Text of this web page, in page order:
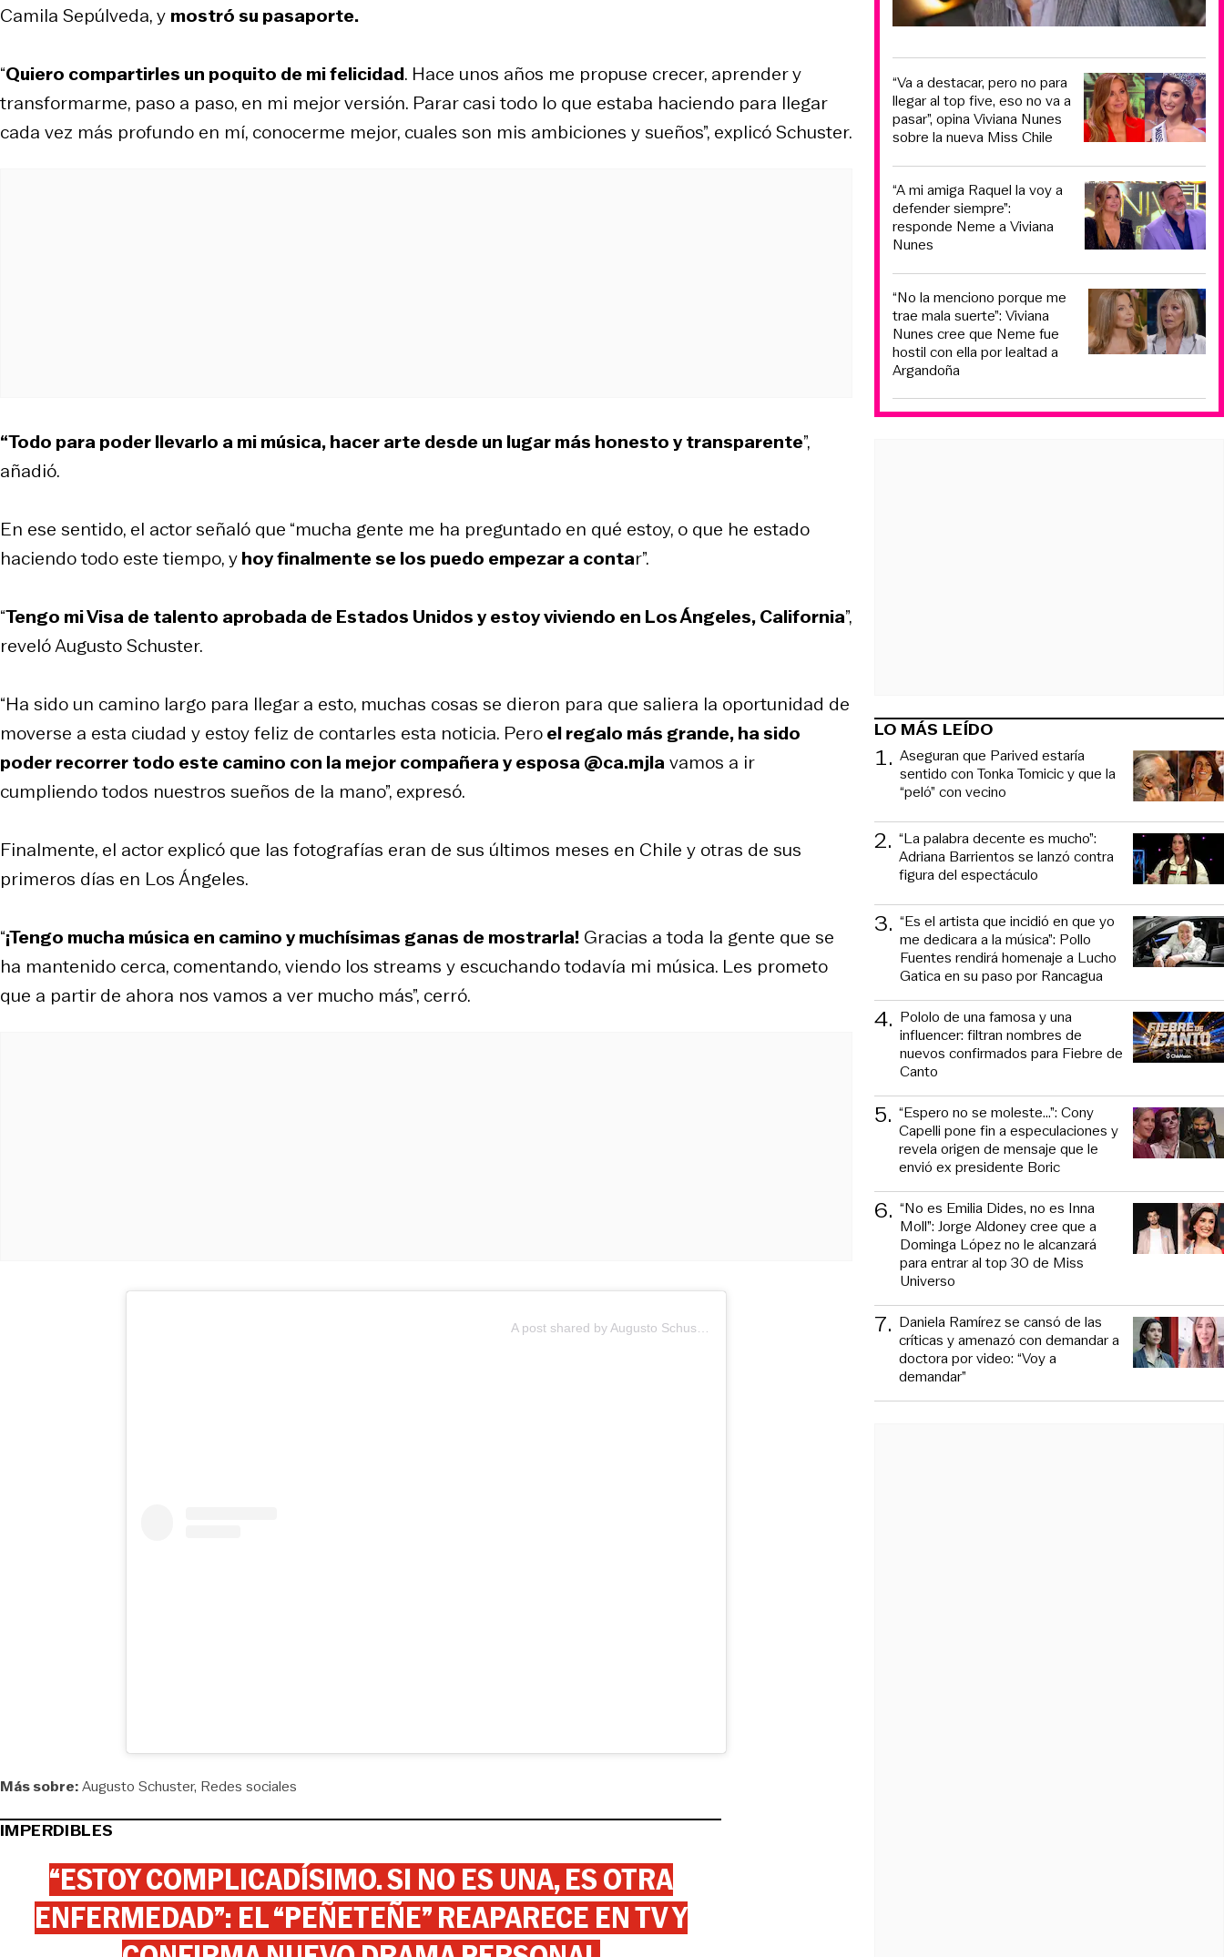
Camila Sepúlveda, y mostró su pasaporte.
“Quiero compartirles un poquito de mi felicidad. Hace unos años me propuse crecer, aprender y
transformarme, paso a paso, en mi mejor versión. Parar casi todo lo que estaba haciendo para llegar
cada vez más profundo en mí, conocerme mejor, cuales son mis ambiciones y sueños”, explicó Schuster.
“Todo para poder llevarlo a mi música, hacer arte desde un lugar más honesto y transparente”,
añadió.
En ese sentido, el actor señaló que “mucha gente me ha preguntado en qué estoy, o que he estado
haciendo todo este tiempo, yhoy finalmente se los puedo empezar a contar”.
“Tengo mi Visa de talento aprobada de Estados Unidos y estoy viviendo en Los Ángeles, California”,
reveló Augusto Schuster.
“Ha sido un camino largo para llegar a esto, muchas cosas se dieron para que saliera la oportunidad de
moverse a esta ciudad y estoy feliz de contarles esta noticia. Peroel regalo más grande, ha sido
poder recorrer todo este camino con la mejor compañera y esposa @ca.mjlavamos a ir
cumpliendo todos nuestros sueños de la mano”, expresó.
Finalmente, el actor explicó que las fotografías eran de sus últimos meses en Chile y otras de sus
primeros días en Los Ángeles.
“¡Tengo mucha música en camino y muchísimas ganas de mostrarla! Gracias a toda la gente que se
ha mantenido cerca, comentando, viendo los streams y escuchando todavía mi música. Les prometo
que a partir de ahora nos vamos a ver mucho más”, cerró.
Más sobre:Augusto Schuster Redes sociales
IMPERDIBLES
“ESTOY COMPLICADÍSIMO. SI NO ES UNA, ES OTRA
ENFERMEDAD”: EL “PEÑETEÑE” REAPARECE EN TV Y
“Va a destacar, pero no para
llegar al top five, eso no va a
pasar”, opina Viviana Nunes
sobre la nueva Miss Chile
“A mi amiga Raquel la voy a
defender siempre”:
responde Neme a Viviana
Nunes
“No la menciono porque me
trae mala suerte”: Viviana
Nunes cree que Neme fue
hostil con ella por lealtad a
Argandoña
LO MÁS LEÍDO
1. Aseguran que Parived estaría
sentido con Tonka Tomicic y que la
“peló” con vecino
2. “La palabra decente es mucho”:
Adriana Barrientos se lanzó contra
figura del espectáculo
3. “Es el artista que incidió en que yo
me dedicara a la música”: Pollo
Fuentes rendirá homenaje a Lucho
Gatica en su paso por Rancagua
4. Pololo de una famosa y una
influencer: filtran nombres de
nuevos confirmados para Fiebre de
Canto
5. “Espero no se moleste...”: Cony
Capelli pone fin a especulaciones y
revela origen de mensaje que le
envió ex presidente Boric
6. “No es Emilia Dides, no es Inna
Moll”: Jorge Aldoney cree que a
Dominga López no le alcanzará
para entrar al top 30 de Miss
Universo
7. Daniela Ramírez se cansó de las
críticas y amenazó con demandar a
doctora por video: “Voy a
demandar”